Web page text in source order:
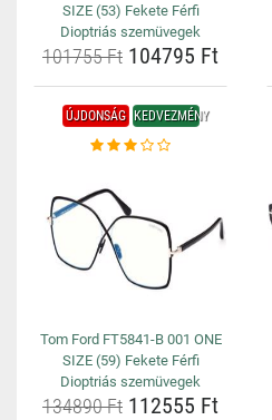
SIZE (53) Fekete Férfi
Dioptriás szemüvegek
101755 Ft 104795 Ft
ÚJDONSÁG KEDVEZMÉNY
Tom Ford FT5841-B 001 ONE
SIZE (59) Fekete Férfi
Dioptriás szemüvegek
134890 Ft 112555 Ft